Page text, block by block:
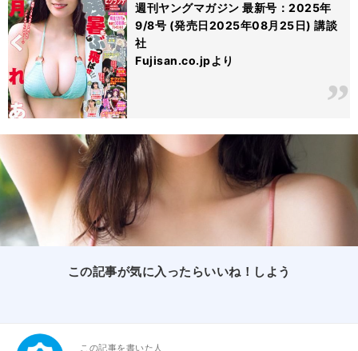
週刊ヤングマガジン 最新号：2025年
9/8号 (発売日2025年08月25日) 講談
社
Fujisan.co.jpより
この記事が気に入ったらいいね！しよう
この記事を書いた人